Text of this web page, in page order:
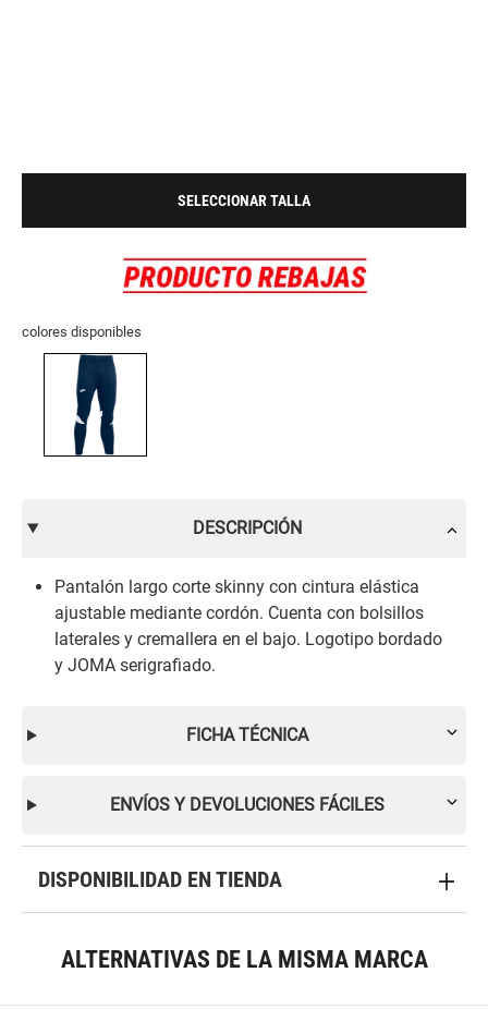
SELECCIONAR TALLA
colores disponibles
DESCRIPCIÓN
Pantalón largo corte skinny con cintura elástica
ajustable mediante cordón. Cuenta con bolsillos
laterales y cremallera en el bajo. Logotipo bordado
y JOMA serigrafiado.
FICHA TÉCNICA
ENVÍOS Y DEVOLUCIONES FÁCILES
DISPONIBILIDAD EN TIENDA
ALTERNATIVAS DE LA MISMA MARCA